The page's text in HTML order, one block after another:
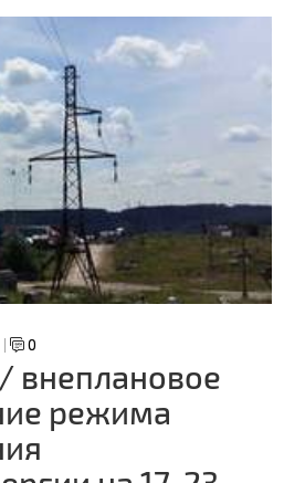
0
внеплановое
режима